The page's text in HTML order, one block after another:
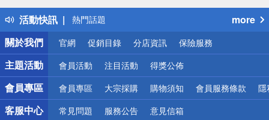
活動快訊
得獎公告
熱門話題
銀行優惠
偏遠地區配送
詐騙網頁！請小心！
more
關於我們
官網 促銷目錄 分店資訊 保險服務
主題活動 會員活動 注目活動 得獎公佈
會員專區 會員專區 大宗採購 購物須知 會員服務條款 隱
客服中心 常見問題 服務公告 意見信箱